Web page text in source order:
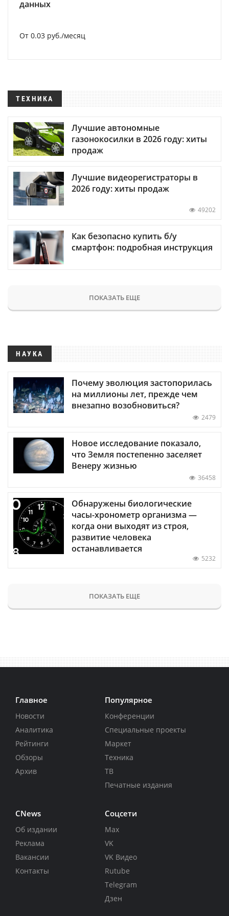
данных
От 0.03 руб./месяц
ТЕХНИКА
Лучшие автономные
газонокосилки в 2026 году: хиты
продаж
Лучшие видеорегистраторы в
2026 году: хиты продаж
49202
Как безопасно купить б/у
смартфон: подробная инструкция
ПОКАЗАТЬ ЕЩЕ
НАУКА
Почему эволюция застопорилась
на миллионы лет, прежде чем
внезапно возобновиться?
2479
Новое исследование показало,
что Земля постепенно заселяет
Венеру жизнью
36458
Обнаружены биологические
часы-хронометр организма —
когда они выходят из строя,
развитие человека
останавливается
5232
ПОКАЗАТЬ ЕЩЕ
Главное
Новости
Аналитика
Рейтинги
Обзоры
Архив
Популярное
Конференции
Специальные проекты
Маркет
Техника
ТВ
Печатные издания
CNews
Об издании
Реклама
Вакансии
Контакты
Соцсети
Max
VK
VK Видео
Rutube
Telegram
Дзен